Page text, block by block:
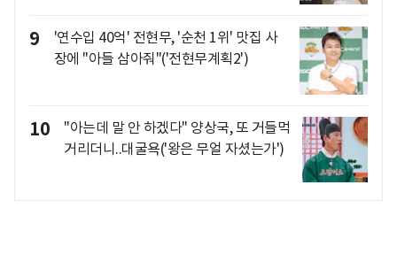
9
'연수입 40억' 전현무, '순천 1위' 맛집 사
장에 "아들 삼아줘"('전현무계획2')
10
"아는데 말 안 하겠다" 양상국, 또 거들먹
거리더니..대굴욕('왕은 무얼 자셨는가')